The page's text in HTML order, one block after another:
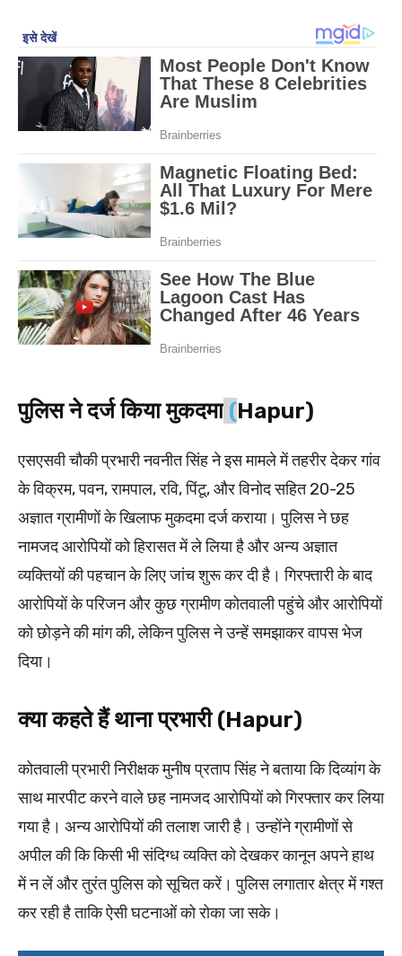
पुलिस ने दर्ज किया मुकदमा (Hapur)
एसएसवी चौकी प्रभारी नवनीत सिंह ने इस मामले में तहरीर देकर गांव
के विक्रम, पवन, रामपाल, रवि, पिंटू, और विनोद सहित 20-25
अज्ञात ग्रामीणों के खिलाफ मुकदमा दर्ज कराया। पुलिस ने छह
नामजद आरोपियों को हिरासत में ले लिया है और अन्य अज्ञात
व्यक्तियों की पहचान के लिए जांच शुरू कर दी है। गिरफ्तारी के बाद
आरोपियों के परिजन और कुछ ग्रामीण कोतवाली पहुंचे और आरोपियों
को छोड़ने की मांग की, लेकिन पुलिस ने उन्हें समझाकर वापस भेज
दिया।
क्या कहते हैं थाना प्रभारी (Hapur)
कोतवाली प्रभारी निरीक्षक मुनीष प्रताप सिंह ने बताया कि दिव्यांग के
साथ मारपीट करने वाले छह नामजद आरोपियों को गिरफ्तार कर लिया
गया है। अन्य आरोपियों की तलाश जारी है। उन्होंने ग्रामीणों से
अपील की कि किसी भी संदिग्ध व्यक्ति को देखकर कानून अपने हाथ
में न लें और तुरंत पुलिस को सूचित करें। पुलिस लगातार क्षेत्र में गश्त
कर रही है ताकि ऐसी घटनाओं को रोका जा सके।